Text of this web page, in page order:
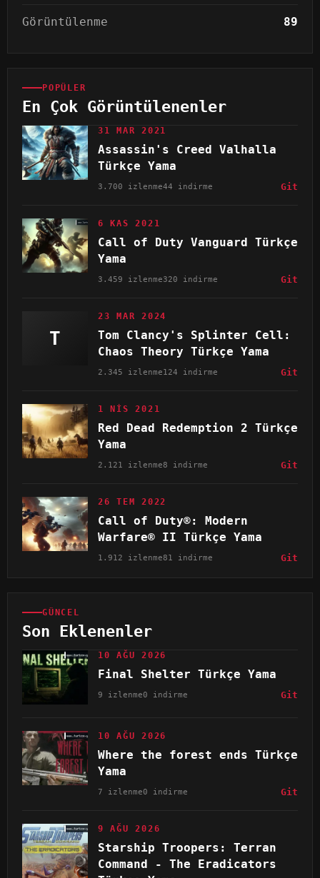
Görüntülenme 89
POPÜLER
En Çok Görüntülenenler
31 MAR 2021
Assassin's Creed Valhalla
Türkçe Yama
3.700 izlenme44 indirme Git
6 KAS 2021
Call of Duty Vanguard Türkçe
Yama
3.459 izlenme320 indirme Git
T
23 MAR 2024
Tom Clancy's Splinter Cell:
Chaos Theory Türkçe Yama
2.345 izlenme124 indirme Git
1 NIS 2021
Red Dead Redemption 2 Türkçe
Yama
2.121 izlenme8 indirme Git
26 TEM 2022
Call of Duty®: Modern
Warfare® II Türkçe Yama
1.912 izlenme81 indirme Git
GÜNCEL
Son Eklenenler
10 AĞU 2026
Final Shelter Türkçe Yama
9 izlenme0 indirme Git
10 AĞU 2026
Where the forest ends Türkçe
Yama
7 izlenme0 indirme Git
9 AĞU 2026
Starship Troopers: Terran
Command - The Eradicators